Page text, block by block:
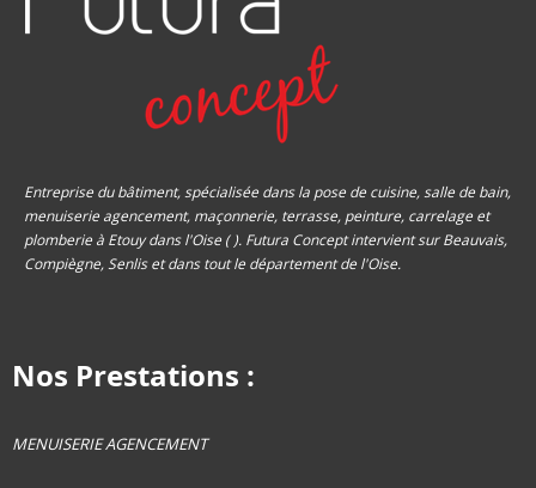
Entreprise du bâtiment, spécialisée dans la pose de cuisine, salle de bain,
menuiserie agencement, maçonnerie, terrasse, peinture, carrelage et
plomberie à Etouy dans l'Oise ( ). Futura Concept intervient sur Beauvais,
Compiègne, Senlis et dans tout le département de l'Oise.
Nos Prestations :
MENUISERIE AGENCEMENT